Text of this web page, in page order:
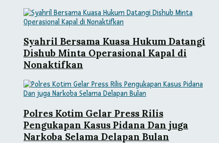
Syahril Bersama Kuasa Hukum Datangi
Dishub Minta Operasional Kapal di
Nonaktifkan
Polres Kotim Gelar Press Rilis
Pengukapan Kasus Pidana Dan juga
Narkoba Selama Delapan Bulan